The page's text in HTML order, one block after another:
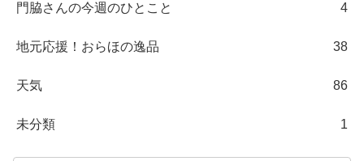
門脇さんの今週のひとこと 4
地元応援！おらほの逸品 38
天気 86
未分類 1